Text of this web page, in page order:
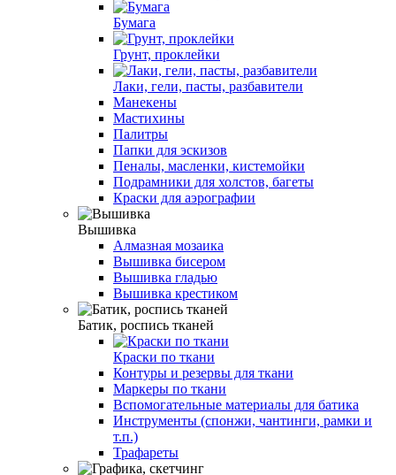
Бумага
Грунт, проклейки
Лаки, гели, пасты, разбавители
Манекены
Мастихины
Палитры
Папки для эскизов
Пеналы, масленки, кистемойки
Подрамники для холстов, багеты
Краски для аэрографии
Вышивка
Алмазная мозаика
Вышивка бисером
Вышивка гладью
Вышивка крестиком
Батик, роспись тканей
Краски по ткани
Контуры и резервы для ткани
Маркеры по ткани
Вспомогательные материалы для батика
Инструменты (спонжи, чантинги, рамки и
т.п.)
Трафареты